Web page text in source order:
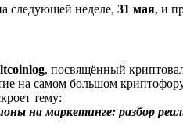
следующей неделе, 31 мая, и
, посвящённый
на самом большом
тему:
на маркетинге: разбор